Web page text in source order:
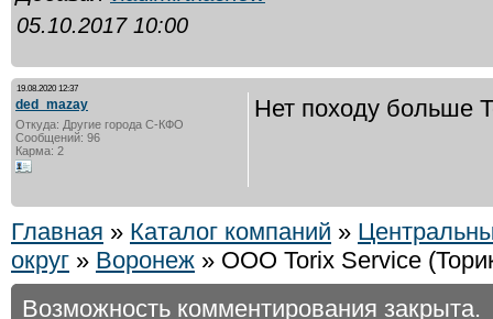
05.10.2017 10:00
19.08.2020 12:37
ded_mazay
Откуда: Другие города С-КФО
Сообщений: 96
Карма: 2
Нет походу больше
Главная » Каталог компаний »
округ » Воронеж » ООО Torix Service
Возможность комментирования закрыта.